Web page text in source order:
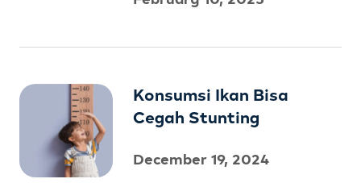
Konsumsi Ikan Bisa
Cegah Stunting
December 19, 2024